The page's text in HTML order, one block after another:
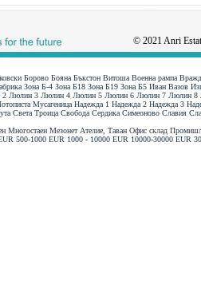
© 2021 Anri
Борово Бояна Бъкстон Витоша Военна рампа
Зона Б-4 Зона Б18 Зона Б19 Зона Б5 Иван Вазов
2 Люлин 3 Люлин 4 Люлин 5 Люлин 6 Люлин 7 Люлин 8
Мусагеница Надежда 1 Надежда 2 Надежда 3
Света Троица Свобода Сердика Симеоново Славия
Многостаен Мезонет Ателие, Таван Офис склад
500-1000 ЕUR 1000 - 10000 ЕUR 10000-30000 ЕUR